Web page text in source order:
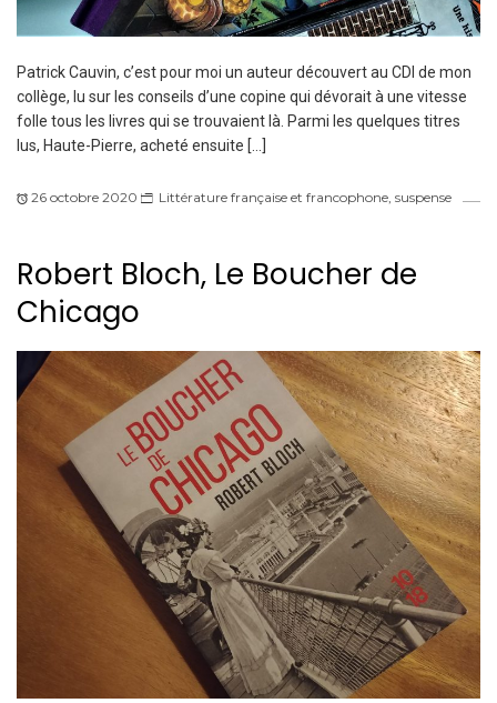
Patrick Cauvin, c’est pour moi un auteur découvert au CDI de mon
collège, lu sur les conseils d’une copine qui dévorait à une vitesse
folle tous les livres qui se trouvaient là. Parmi les quelques titres
lus, Haute-Pierre, acheté ensuite […]
26 octobre 2020 Littérature française et francophone, suspense
Robert Bloch, Le Boucher de
Chicago